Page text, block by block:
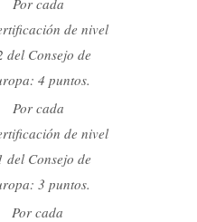
de nivel
del Consejo de
4 puntos.
Por cada
de nivel
del Consejo de
3 puntos.
Por cada